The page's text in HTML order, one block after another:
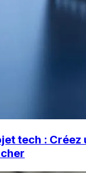
tech : Créez